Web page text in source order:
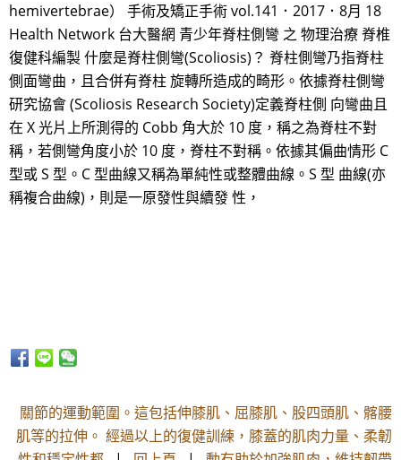
hemivertebrae） 手術及矯正手術 vol.141．2017．8月 18
Health Network 台大醫網 青少年脊柱側彎 之 物理治療 脊椎
復健科編製 什麼是脊柱側彎(Scoliosis)？ 脊柱側彎乃指脊柱
側面彎曲，且合併有脊柱 旋轉所造成的畸形。依據脊柱側彎
研究協會 (Scoliosis Research Society)定義脊柱側 向彎曲且
在 X 光片上所測得的 Cobb 角大於 10 度，稱之為脊柱不對
稱，若側彎角度小於 10 度，脊柱不對稱。依據其偏曲情形 C
型或 S 型。C 型曲線又稱為單純性或整體曲線。S 型 曲線(亦
稱複合曲線)，則是一原發性與續發 性，
關節的運動範圍。這包括伸膝肌、屈膝肌、股四頭肌、髂腰
肌等的拉伸。 經過以上的復健訓練，膝蓋的肌肉力量、柔韌